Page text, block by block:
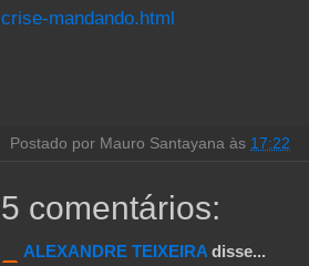
crise-mandando.html
Postado por Mauro Santayana às 17:22
5 comentários:
ALEXANDRE TEIXEIRA disse...